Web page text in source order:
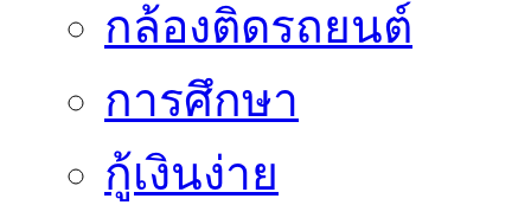
กล้องติดรถยนต์
การศึกษา
กู้เงินง่าย